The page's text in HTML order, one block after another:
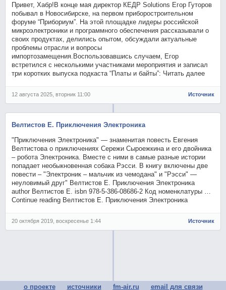
Привет, Хабр!В конце мая директор КЕДР Solutions Егор Гуторов
побывал в Новосибирске, на первом приборостроительном
форуме “Прибориум”. На этой площадке лидеры российской
микроэлектроники и программного обеспечения рассказывали о
своих продуктах, делились опытом, обсуждали актуальные
проблемы отрасли и вопросы
импортозамещения.Воспользовавшись случаем, Егор
встретился с несколькими участниками мероприятия и записал
три коротких выпуска подкаста “Платы и байты”: Читать далее
12 августа 2025, вторник 11:00 Источник
Велтистов Е. Приключения Электроника
"Приключения Электроника" — знаменитая повесть Евгения
Велтистова о приключениях Сережи Сыроежкина и его двойника
– робота Электроника. Вместе с ними в самые разные истории
попадает необыкновенная собака Рэсси. В книгу включены две
повести – "Электроник – мальчик из чемодана" и "Рэсси" —
неуловимый друг" Велтистов Е. Приключения Электроника
author Велтистов Е. isbn 978-5-386-08686-2 Код номенклатуры …
Continue reading Велтистов Е. Приключения Электроника
20 октября 2019, воскресенье 1:44 Источник
о проекте источники fm-air.ru email для связи